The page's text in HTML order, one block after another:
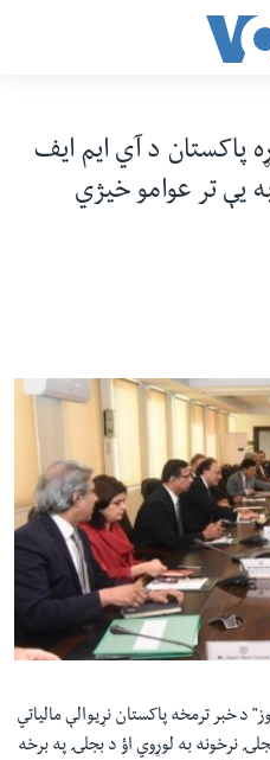
پاکستان د آي ایم ایف
یې تر عوامو خیژي
د خبر ترمخه پاکستان نړيوالې مالياتي
نرخونه به لوړوي اؤ د بجلۍ په برخه